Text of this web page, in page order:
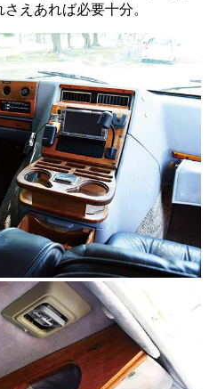
えあれば必要十分。